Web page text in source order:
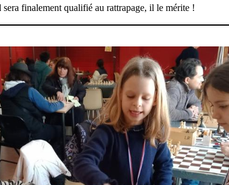
sera finalement qualifié au rattrapage, il le mérite !